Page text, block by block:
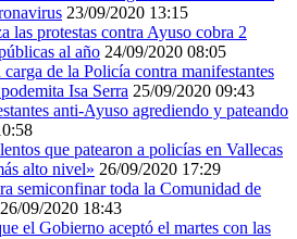
23/09/2020 13:15
las protestas contra Ayuso cobra 2
al año 24/09/2020 08:05
carga de la Policía contra manifestantes
Isa Serra 25/09/2020 09:43
anti-Ayuso agrediendo y pateando
que patearon a policías en Vallecas
alto nivel» 26/09/2020 17:29
semiconfinar toda la Comunidad de
26/09/2020 18:43
el Gobierno aceptó el martes con las